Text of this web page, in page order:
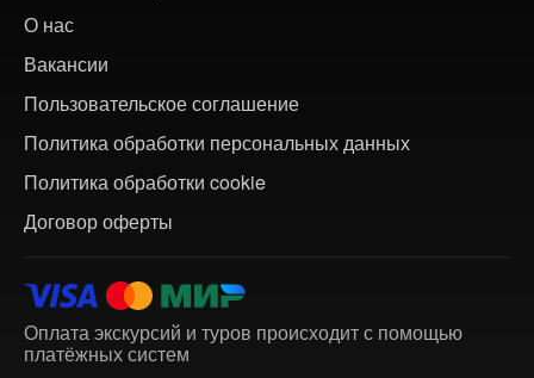
О нас
Вакансии
Пользовательское соглашение
Политика обработки персональных данных
Политика обработки cookie
Договор оферты
Оплата экскурсий и туров происходит с помощью
платёжных систем